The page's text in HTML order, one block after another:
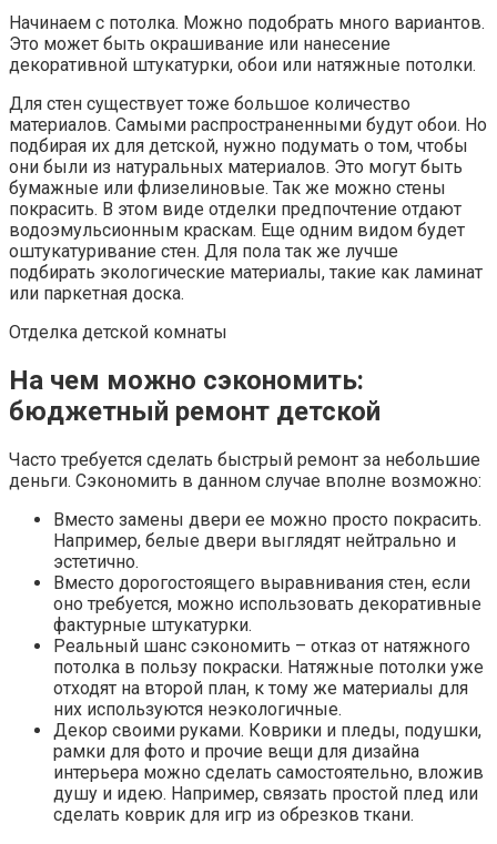
Начинаем с потолка. Можно подобрать много вариантов.
Это может быть окрашивание или нанесение
декоративной штукатурки, обои или натяжные потолки.
Для стен существует тоже большое количество
материалов. Самыми распространенными будут обои. Но
подбирая их для детской, нужно подумать о том, чтобы
они были из натуральных материалов. Это могут быть
бумажные или флизелиновые. Так же можно стены
покрасить. В этом виде отделки предпочтение отдают
водоэмульсионным краскам. Еще одним видом будет
оштукатуривание стен. Для пола так же лучше
подбирать экологические материалы, такие как ламинат
или паркетная доска.
Отделка детской комнаты
На чем можно сэкономить:
бюджетный ремонт детской
Часто требуется сделать быстрый ремонт за небольшие
деньги. Сэкономить в данном случае вполне возможно:
Вместо замены двери ее можно просто покрасить.
Например, белые двери выглядят нейтрально и
эстетично.
Вместо дорогостоящего выравнивания стен, если
оно требуется, можно использовать декоративные
фактурные штукатурки.
Реальный шанс сэкономить – отказ от натяжного
потолка в пользу покраски. Натяжные потолки уже
отходят на второй план, к тому же материалы для
них используются неэкологичные.
Декор своими руками. Коврики и пледы, подушки,
рамки для фото и прочие вещи для дизайна
интерьера можно сделать самостоятельно, вложив
душу и идею. Например, связать простой плед или
сделать коврик для игр из обрезков ткани.